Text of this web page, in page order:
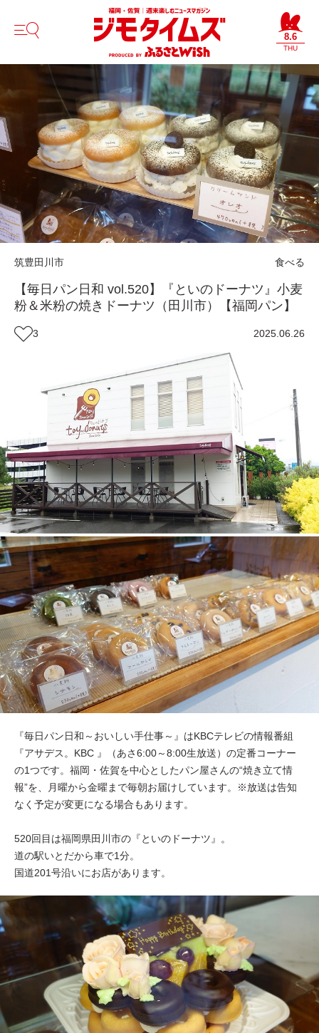
8.6
THU
筑豊田川市 食べる
【毎日パン日和 vol.520】『といのドーナツ』小麦
粉＆米粉の焼きドーナツ（田川市）【福岡パン】
3 2025.06.26
『毎日パン日和～おいしい手仕事～』はKBCテレビの情報番組
『アサデス。KBC 』（あさ6:00～8:00生放送）の定番コーナー
の1つです。福岡・佐賀を中心としたパン屋さんの“焼き立て情
報”を、月曜から金曜まで毎朝お届けしています。※放送は告知
なく予定が変更になる場合もあります。
520回目は福岡県田川市の『といのドーナツ』。
道の駅いとだから車で1分。
国道201号沿いにお店があります。